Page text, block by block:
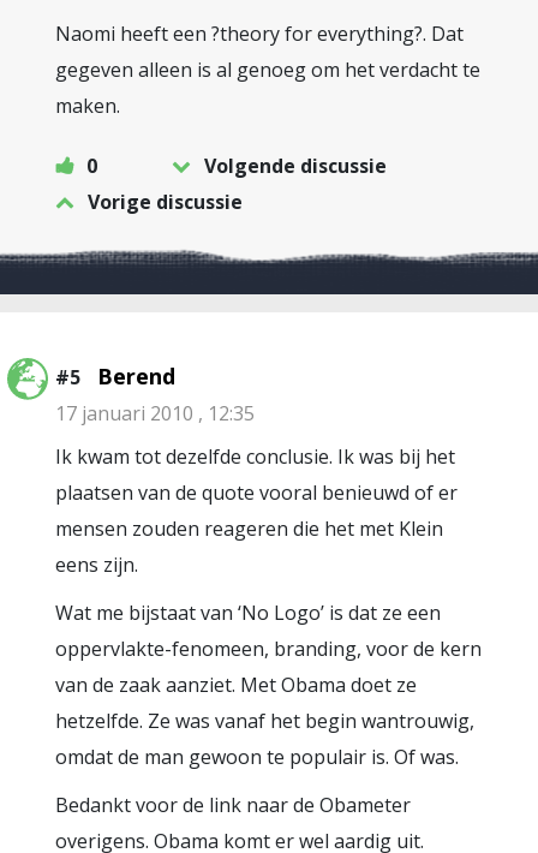
Naomi heeft een ?theory for everything?. Dat
gegeven alleen is al genoeg om het verdacht te
maken.
0
Volgende discussie
Vorige discussie
#5 Berend
17 januari 2010 , 12:35
Ik kwam tot dezelfde conclusie. Ik was bij het
plaatsen van de quote vooral benieuwd of er
mensen zouden reageren die het met Klein
eens zijn.
Wat me bijstaat van ‘No Logo’ is dat ze een
oppervlakte-fenomeen, branding, voor de kern
van de zaak aanziet. Met Obama doet ze
hetzelfde. Ze was vanaf het begin wantrouwig,
omdat de man gewoon te populair is. Of was.
Bedankt voor de link naar de Obameter
overigens. Obama komt er wel aardig uit.